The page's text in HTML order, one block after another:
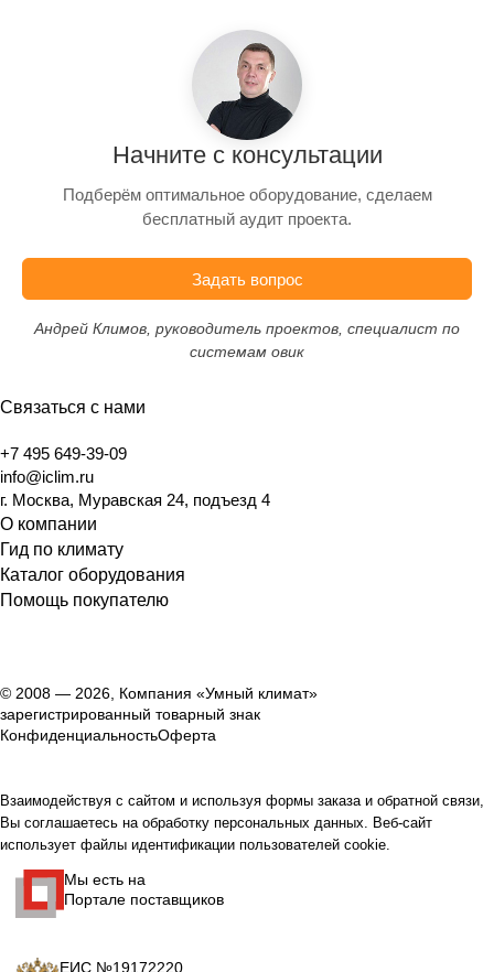
Начните с консультации
Подберём оптимальное оборудование, сделаем
бесплатный аудит проекта.
Задать вопрос
Андрей Климов, руководитель проектов, специалист по
системам овик
Связаться с нами
+7 495 649-39-09
info@iclim.ru
г. Москва, Муравская 24, подъезд 4
О компании
Гид по климату
Каталог оборудования
Помощь покупателю
© 2008 — 2026, Компания «Умный климат»
зарегистрированный товарный знак
КонфиденциальностьОферта
Взаимодействуя с сайтом и используя формы заказа и обратной связи,
Вы соглашаетесь на обработку персональных данных. Веб-сайт
использует файлы идентификации пользователей cookie.
Мы есть на
Портале поставщиков
ЕИС №19172220